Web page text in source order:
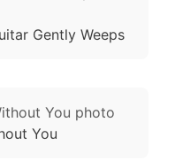
Gently Weeps
You